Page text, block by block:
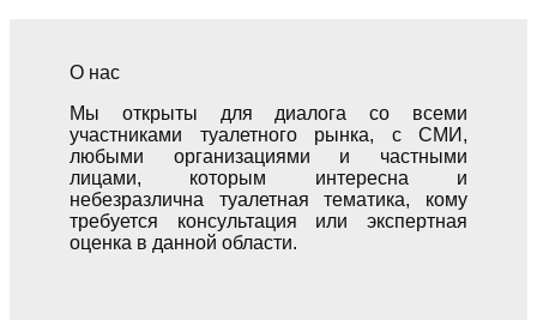
О нас
Мы открыты для диалога со всеми
участниками туалетного рынка, с СМИ,
любыми организациями и частными
лицами, которым интересна и
небезразлична туалетная тематика, кому
требуется консультация или экспертная
оценка в данной области.